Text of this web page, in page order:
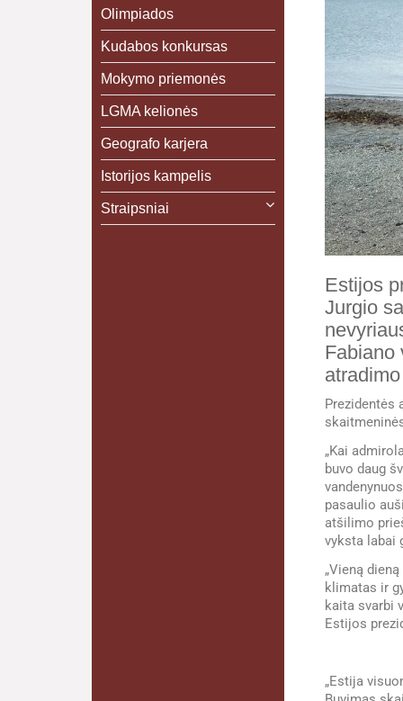
Estijos
Jurgio
Fabiano
Prezidentės
„Kai
buvo daug
pasaulio
atšilimo
vyksta labai
„Vieną
klimatas ir
kaita svarbi
Estijos
„Estija
Olimpiados
Kudabos konkursas
Mokymo priemonės
LGMA kelionės
Geografo karjera
Istorijos kampelis
Straipsniai